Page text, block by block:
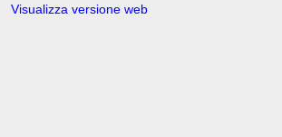
Visualizza versione web